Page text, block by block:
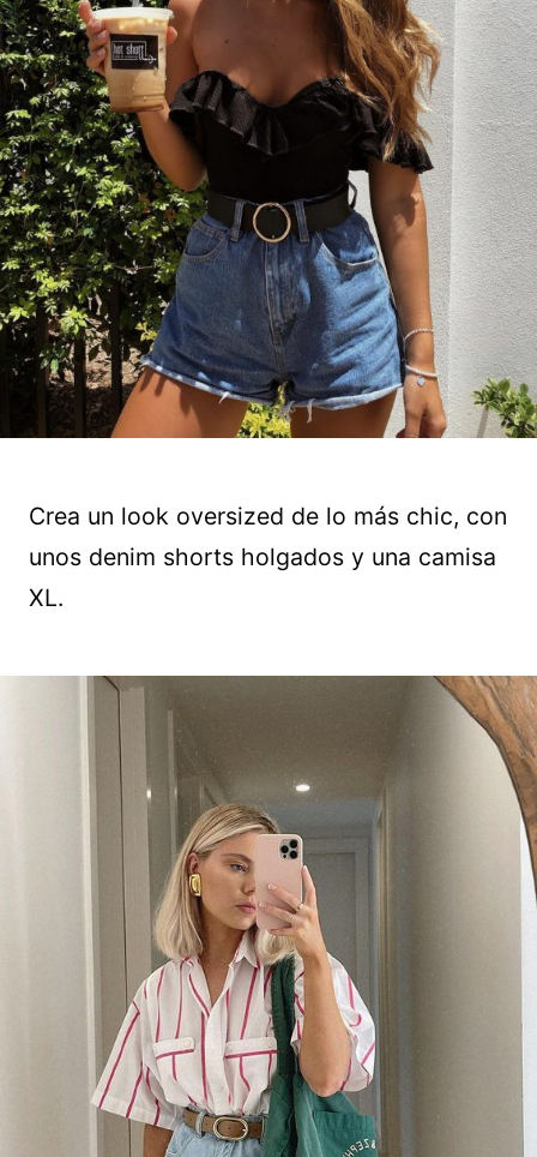
Crea un look oversized de lo más chic, con
unos denim shorts holgados y una camisa
XL.